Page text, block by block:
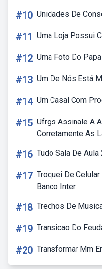
#10 Unidades De
#11 Uma Loja Possui
#12 Uma Foto Do
#13 Um De Nós Está
#14 Um Casal Com
#15 Ufrgs Assinale A
Corretamente As
#16 Tudo Sala De Aula
#17 Troquei De
Banco Inter
#18 Trechos De
#19 Transicao Do
#20 Transformar Mm